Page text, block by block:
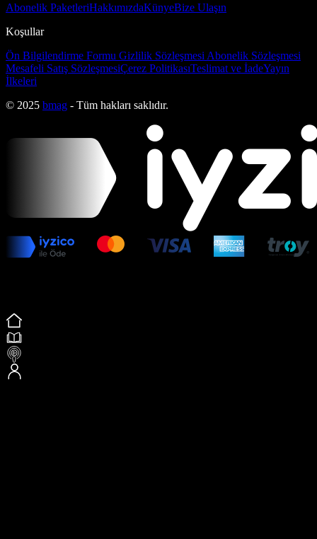
Abonelik PaketleriHakkımızdaKünyeBize Ulaşın
Koşullar
Ön Bilgilendirme Formu Gizlilik Sözleşmesi Abonelik Sözleşmesi
Mesafeli Satış SözleşmesiÇerez PolitikasıTeslimat ve İadeYayın
İlkeleri
© 2025 bmag - Tüm hakları saklıdır.